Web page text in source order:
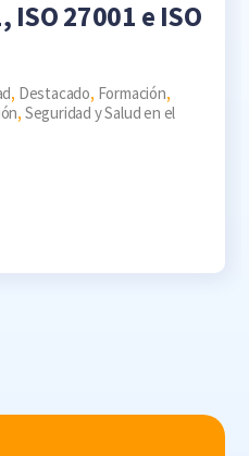
27001 e ISO
, Destacado, Formación,
, Seguridad y Salud en el